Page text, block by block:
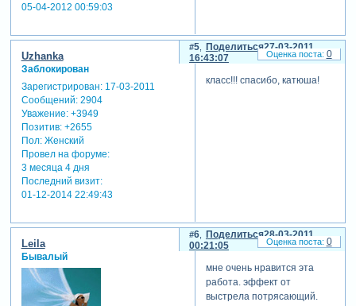
05-04-2012 00:59:03
Поделиться
5
27-03-2011
16:43:07
Uzhanka
Заблокирован
Зарегистрирован: 17-03-2011
Сообщений:2904
Уважение: +3949
Позитив: +2655
Пол:Женский
Провел на форуме:
3 месяца 4 дня
Последний визит:
01-12-2014 22:49:43
класс!!! спасибо, катюша!
0
Поделиться
6
28-03-2011
00:21:05
Leila
Бывалый
мне очень нравится эта
работа. эффект от
выстрела потрясающий.
0